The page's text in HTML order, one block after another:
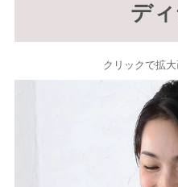
デ
クリックで拡